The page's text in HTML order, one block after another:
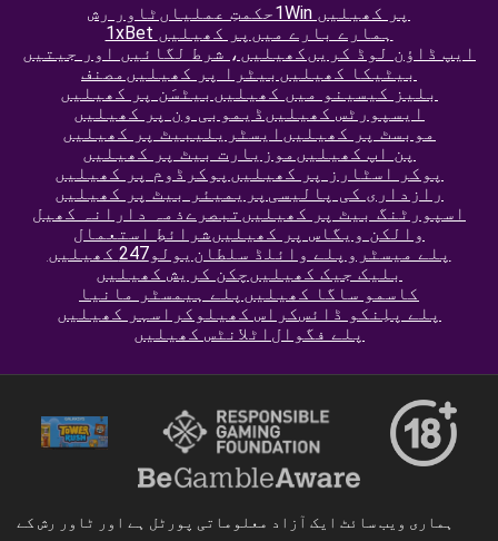
ٹاور رش حکمتِ عملیاں
1Win پر کھیلیں
1xBet پر کھیلیں ہمارے بارے میں
کھیلیں، شرط لگائیں اور جیتیں ایپ ڈاؤن لوڈ کریں
مصنف بیٹرا پر کھیلیں بیٹیکا کھیلیں
بیٹسَن پر کھیلیں بلیز کیسینو میں کھیلیں
بی ون پر کھیلیں ڈیمو ایسپورٹس کھیلیں
ایسٹریلیبیٹ پر کھیلیں موبسٹ پر کھیلیں
موزیارت بیٹ پر کھیلیں پن اپ کھیلیں
پوکرڈوم پر کھیلیں پوکر اسٹارز پر کھیلیں
پریمیئر بیٹ پر کھیلیں رازداری کی پالیسی
ذمہ دارانہ کھیل تبصرے اسپورٹنگ بیٹ پر کھیلیں
شرائطِ استعمالوالکن ویگاس پر کھیلیں
یولو247 کھیلیں پلے وائلڈ سلطان پلے میسٹرو
چکن کریش کھیلیں بلیک جیک کھیلیں
پلے ہیمسٹر مانیا کاسمو ساگا کھیلیں
کراسہر کھیلیں کراس کھیلوپلے پلِنکو ڈائس
اٹلانٹس کھیلیں پلے فگوال
ہماری ویب سائٹ ایک آزاد معلوماتی پورٹل ہے اور ٹاور رش کے